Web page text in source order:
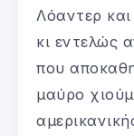
Λόαντερ
κι εντελώς
που
μαύρο